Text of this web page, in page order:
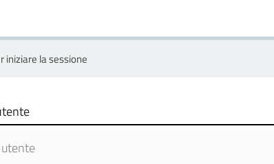
iniziare la sessione